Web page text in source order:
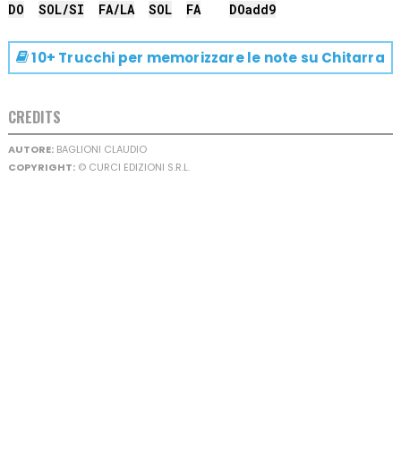
DO SOL/SI FA/LA SOL FA DOadd9
10+ Trucchi per memorizzare le note su Chitarra
CREDITS
AUTORE:BAGLIONI CLAUDIO
COPYRIGHT:© CURCI EDIZIONI S.R.L.